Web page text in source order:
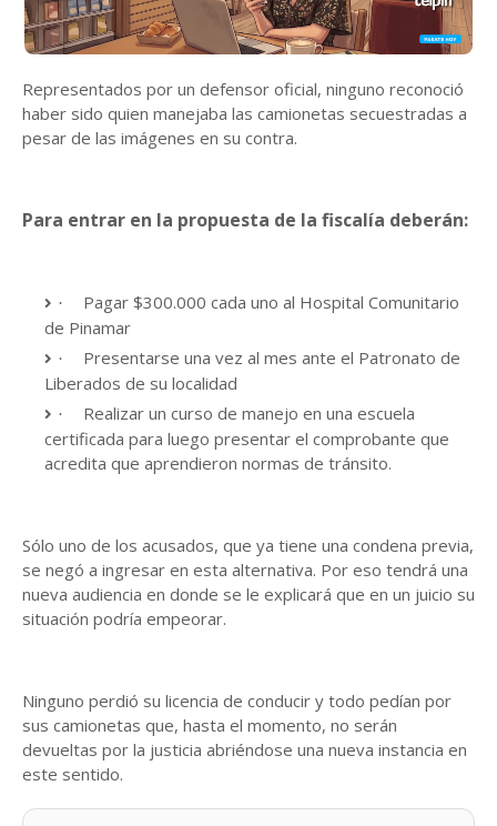
Representados por un defensor oficial, ninguno reconoció
haber sido quien manejaba las camionetas secuestradas a
pesar de las imágenes en su contra.
Para entrar en la propuesta de la fiscalía deberán:
·
Pagar $300.000 cada uno al Hospital Comunitario
de Pinamar
·
Presentarse una vez al mes ante el Patronato de
Liberados de su localidad
·
Realizar un curso de manejo en una escuela
certificada para luego presentar el comprobante que
acredita que aprendieron normas de tránsito.
Sólo uno de los acusados, que ya tiene una condena previa,
se negó a ingresar en esta alternativa. Por eso tendrá una
nueva audiencia en donde se le explicará que en un juicio su
situación podría empeorar.
Ninguno perdió su licencia de conducir y todo pedían por
sus camionetas que, hasta el momento, no serán
devueltas por la justicia abriéndose una nueva instancia en
este sentido.